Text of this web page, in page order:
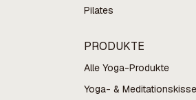
Pilates
PRODUKTE
Alle Yoga-Produkte
Yoga- &